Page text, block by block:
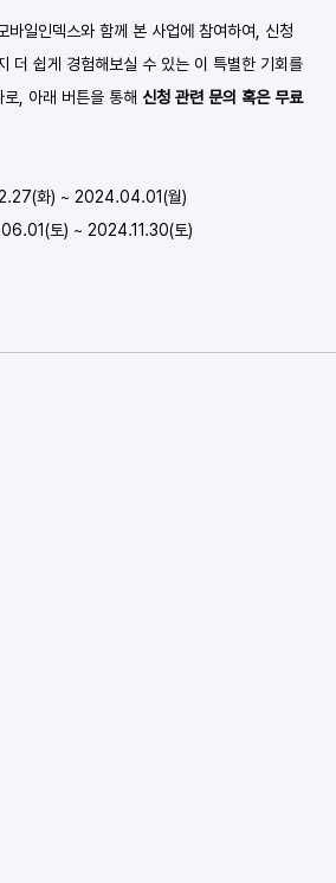
바일인덱스와 함께 본 사업에 참여하여, 신청
더 쉽게 경험해보실 수 있는 이 특별한 기회를
, 아래 버튼을 통해 신청 관련 문의 혹은 무료
화) ~ 2024.04.01(월)
토) ~ 2024.11.30(토)